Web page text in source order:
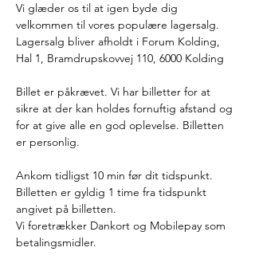
Vi glæder os til at igen byde dig
velkommen til vores populære lagersalg.
Lagersalg bliver afholdt i Forum Kolding,
Hal 1, Bramdrupskovvej 110, 6000 Kolding
Billet er påkrævet. Vi har billetter for at
sikre at der kan holdes fornuftig afstand og
for at give alle en god oplevelse. Billetten
er personlig.
Ankom tidligst 10 min før dit tidspunkt.
Billetten er gyldig 1 time fra tidspunkt
angivet på billetten.
Vi foretrækker Dankort og Mobilepay som
betalingsmidler.